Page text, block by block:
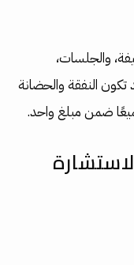
والجلسات،
تكون النفقة والحضانة
ضمن مبلغ واحد.